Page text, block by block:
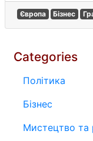
Європа Бізнес
Categories
Політика
Бізнес
Мистецтво та